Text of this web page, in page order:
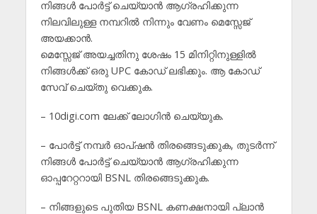
നിങ്ങൾ പോർട്ട് ചെയ്യാൻ ആഗ്രഹിക്കുന്ന
നിലവിലുള്ള നമ്പറിൽ നിന്നും വേണം മെസ്സേജ്
അയക്കാൻ.
മെസ്സേജ് അയച്ചതിനു ശേഷം 15 മിനിറ്റിനുള്ളിൽ
നിങ്ങൾക്ക് ഒരു UPC കോഡ് ലഭിക്കും. ആ കോഡ്
സേവ് ചെയ്തു വെക്കുക.
– 10digi.com ലേക്ക് ലോഗിൻ ചെയ്യുക.
– പോർട്ട് നമ്പർ ഓപ്ഷൻ തിരങ്ങെടുക്കുക, തുടർന്ന്
നിങ്ങൾ പോർട്ട് ചെയ്യാൻ ആഗ്രഹിക്കുന്ന
ഓപ്പറേറ്ററായി BSNL തിരങ്ങെടുക്കുക.
– നിങ്ങളുടെ പുതിയ BSNL കണക്ഷനായി പ്ലാൻ